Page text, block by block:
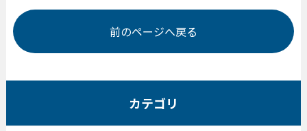
前のページへ戻る
カテゴリ